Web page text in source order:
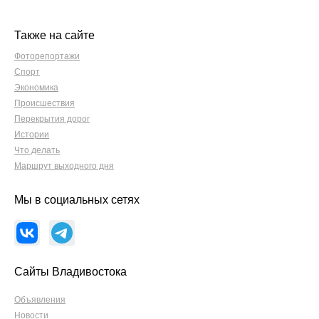
Также на сайте
Фоторепортажи
Спорт
Экономика
Происшествия
Перекрытия дорог
Истории
Что делать
Маршрут выходного дня
Мы в социальных сетях
Сайты Владивостока
Объявления
Новости